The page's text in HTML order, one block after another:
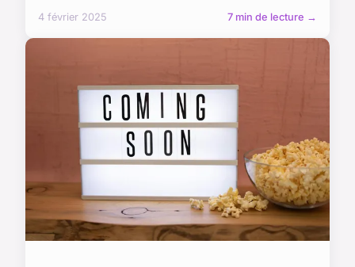
4 février 2025 7 min de lecture →